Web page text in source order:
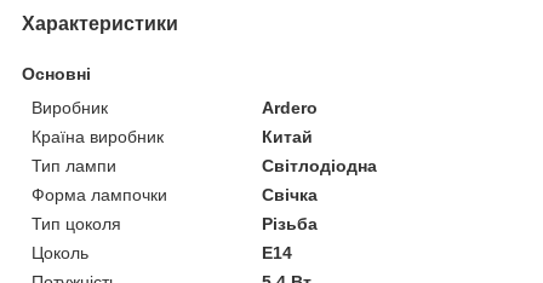
Характеристики
Основні
Виробник
Ardero
Країна виробник
Китай
Тип лампи
Світлодіодна
Форма лампочки
Свічка
Тип цоколя
Різьба
Цоколь
E14